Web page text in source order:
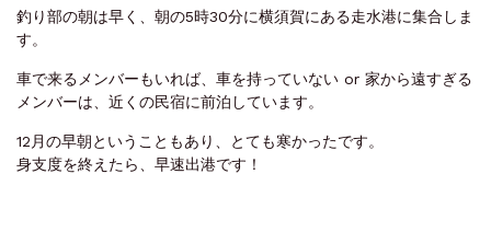
釣り部の朝は早く、朝の5時30分に横須賀にある走水港に集合しま
す。
車で来るメンバーもいれば、車を持っていない or 家から遠すぎる
メンバーは、近くの民宿に前泊しています。
12月の早朝ということもあり、とても寒かったです。
身支度を終えたら、早速出港です！